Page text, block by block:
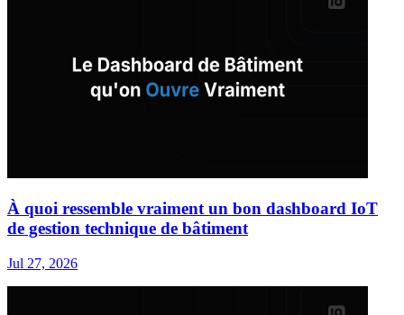
À quoi ressemble vraiment un bon dashboard IoT
de gestion technique de bâtiment
Jul 27, 2026